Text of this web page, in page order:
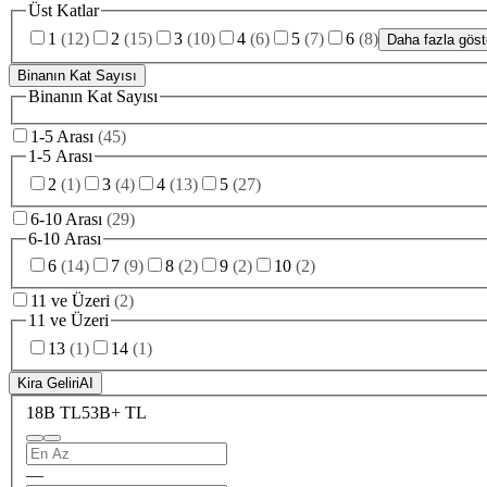
Üst Katlar
1 (12) 2 (15) 3 (10) 4 (6) 5 (7) 6 (8) Daha fazla
Binanın Kat Sayısı
Binanın Kat Sayısı
1-5 Arası (45)
1-5 Arası
2 (1) 3 (4) 4 (13) 5 (27)
6-10 Arası (29)
6-10 Arası
6 (14) 7 (9) 8 (2) 9 (2) 10 (2)
11 ve Üzeri (2)
11 ve Üzeri
13 (1) 14 (1)
Kira GeliriAI
18B TL53B+ TL
—